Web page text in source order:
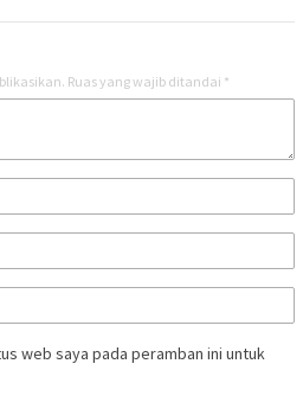
Ruas yang wajib ditandai *
web saya pada peramban ini untuk